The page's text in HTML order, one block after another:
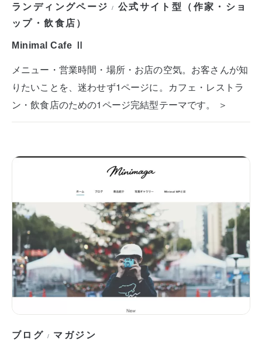
ランディングページ / 公式サイト型（作家・ショ
ップ・飲食店）
Minimal Cafe Ⅱ
メニュー・営業時間・場所・お店の空気。お客さんが知
りたいことを、迷わせず1ページに。カフェ・レストラ
ン・飲食店のための1ページ完結型テーマです。 ＞
ブログ / マガジン